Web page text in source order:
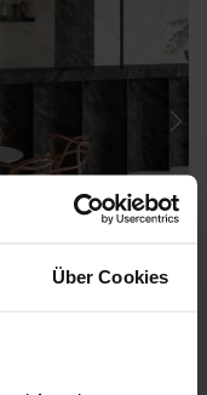
Über Cookies